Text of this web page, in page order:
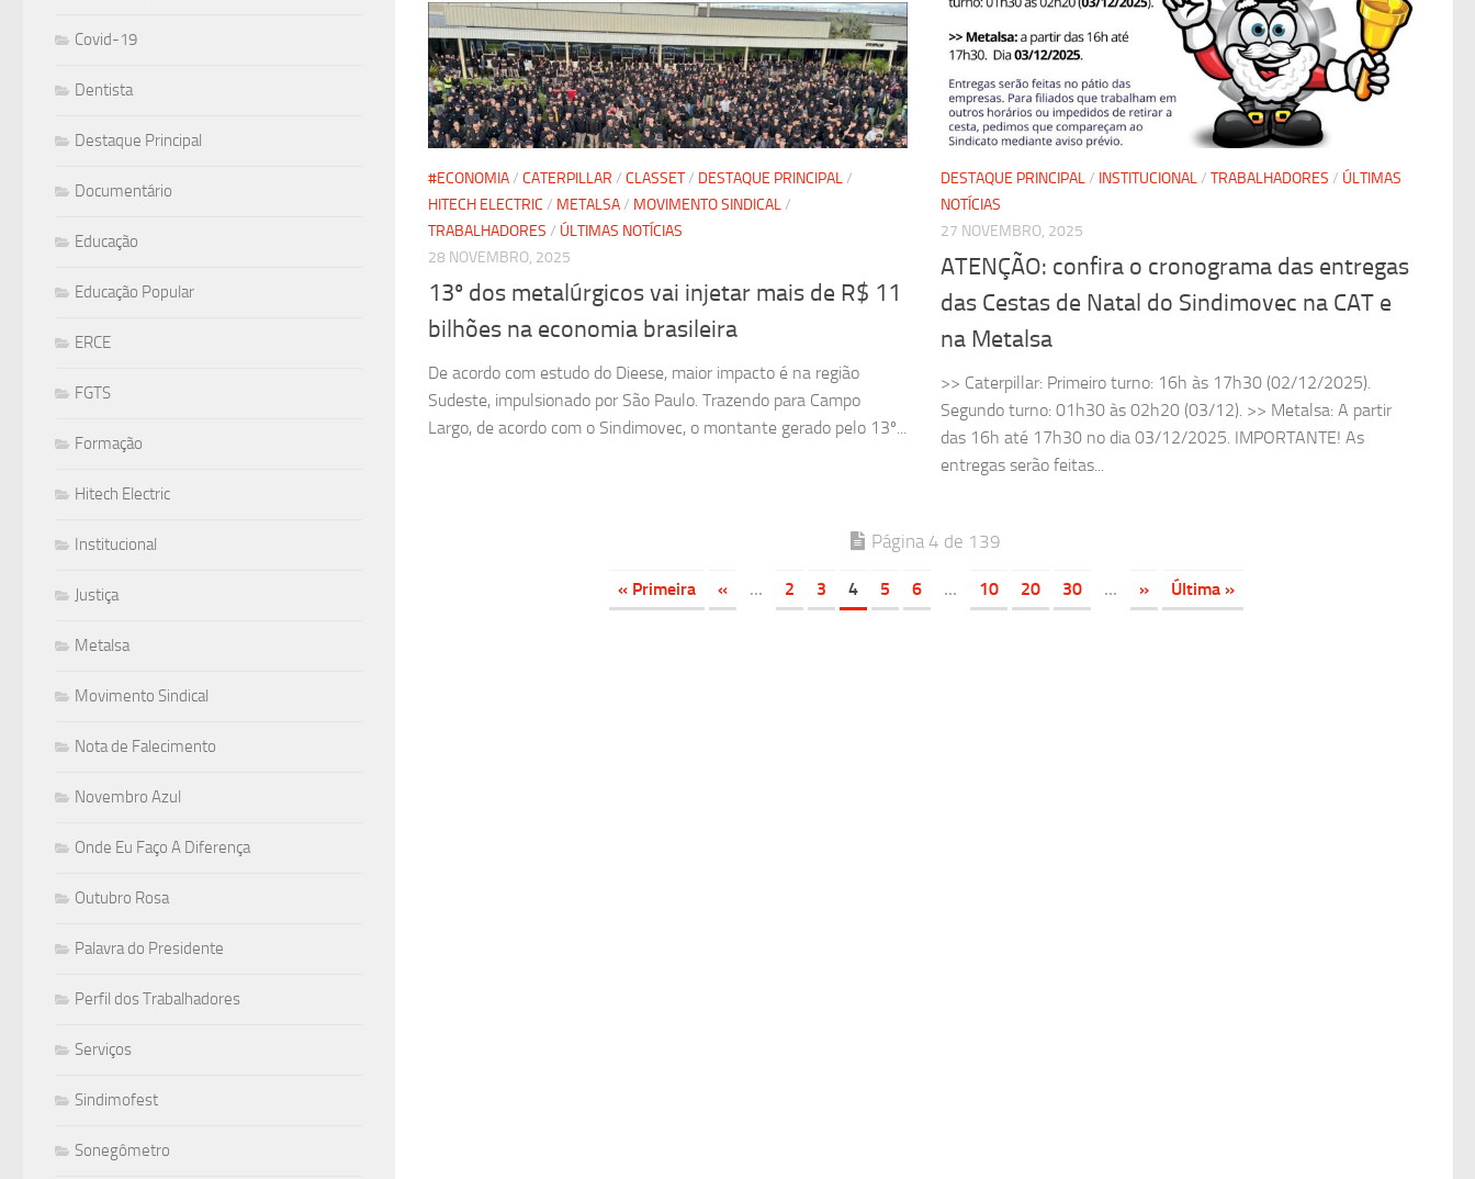
#ECONOMIA/ CATERPILLAR / CLASSET/ DESTAQUE PRINCIPAL/
HITECH ELECTRIC / METALSA/ MOVIMENTO SINDICAL/
TRABALHADORES / ÚLTIMAS NOTÍCIAS
28 NOVEMBRO, 2025
13º dos metalúrgicos vai injetar mais de R$ 11
bilhões na economia brasileira
De acordo com estudo do Dieese, maior impacto é na região
Sudeste, impulsionado por São Paulo. Trazendo para Campo
Largo, de acordo com o Sindimovec, o montante gerado pelo 13º...
DESTAQUE PRINCIPAL/ INSTITUCIONAL/ TRABALHADORES / ÚLTIMAS
NOTÍCIAS
27 NOVEMBRO, 2025
ATENÇÃO: confira o cronograma das entregas
das Cestas de Natal do Sindimovec na CAT e
na Metalsa
>> Caterpillar: Primeiro turno: 16h às 17h30 (02/12/2025).
Segundo turno: 01h30 às 02h20 (03/12). >> Metalsa: A partir
das 16h até 17h30 no dia 03/12/2025. IMPORTANTE! As
entregas serão feitas...
Página 4 de 139
« Primeira « ... 2 3 4 5 6 ... 10 20 30 ... » Última »
Covid-19
Dentista
Destaque Principal
Documentário
Educação
Educação Popular
ERCE
FGTS
Formação
Hitech Electric
Institucional
Justiça
Metalsa
Movimento Sindical
Nota de Falecimento
Novembro Azul
Onde Eu Faço A Diferença
Outubro Rosa
Palavra do Presidente
Perfil dos Trabalhadores
Serviços
Sindimofest
Sonegômetro